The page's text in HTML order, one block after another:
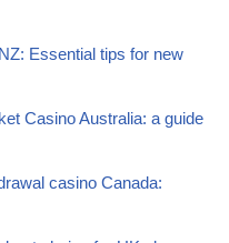
Essential tips for new
Casino Australia: a guide
casino Canada: